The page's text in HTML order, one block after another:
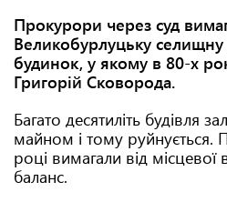
Прокурори через суд
Великобурлуцьку селищну
будинок, у якому в 80-х
Григорій Сковорода.
Багато десятиліть будівля
майном і тому
році вимагали від місцевої
баланс.